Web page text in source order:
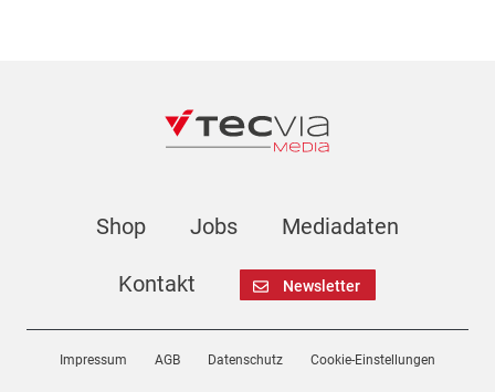
Shop Jobs Mediadaten
Kontakt Newsletter
Impressum AGB Datenschutz Cookie-Einstellungen